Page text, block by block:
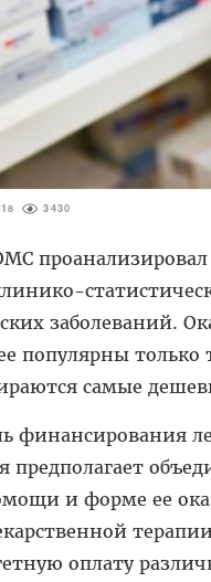
3430
заболеваний.
популярны
самые
финансирования
предполагает
и форме ее
оплату